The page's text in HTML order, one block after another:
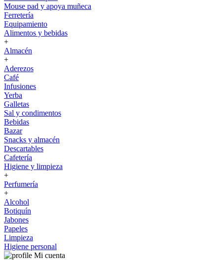
Mouse pad y apoya muñeca
Ferretería
Equipamiento
Alimentos y bebidas
+
Almacén
+
Aderezos
Café
Infusiones
Yerba
Galletas
Sal y condimentos
Bebidas
Bazar
Snacks y almacén
Descartables
Cafetería
Higiene y limpieza
+
Perfumería
+
Alcohol
Botiquín
Jabones
Papeles
Limpieza
Higiene personal
Mi cuenta